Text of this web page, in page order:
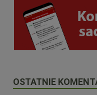
OSTATNIE